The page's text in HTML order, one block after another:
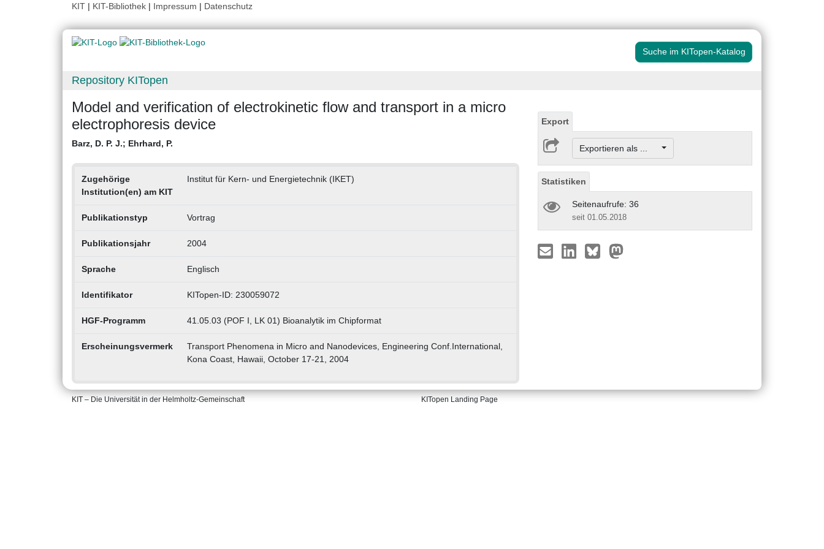
KIT | KIT-Bibliothek | Impressum | Datenschutz
Suche im KITopen-Katalog
Repository KITopen
Model and verification of electrokinetic flow and transport in a micro
electrophoresis device
Barz, D. P. J.; Ehrhard, P.
Zugehörige
Institution(en) am KIT
Institut für Kern- und Energietechnik (IKET)
Publikationstyp Vortrag
Publikationsjahr 2004
Sprache Englisch
Identifikator KITopen-ID: 230059072
HGF-Programm 41.05.03 (POF I, LK 01) Bioanalytik im Chipformat
Erscheinungsvermerk
Transport Phenomena in Micro and Nanodevices, Engineering Conf.International,
Kona Coast, Hawaii, October 17-21, 2004
Export
Exportieren als ...
Statistiken
Seitenaufrufe: 36
seit 01.05.2018
KIT – Die Universität in der Helmholtz-Gemeinschaft KITopen Landing Page